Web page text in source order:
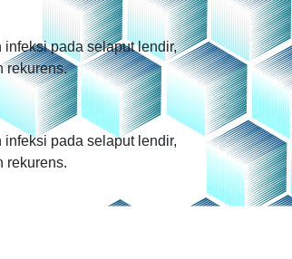
pada selaput lendir,
rekurens.
pada selaput lendir,
rekurens.